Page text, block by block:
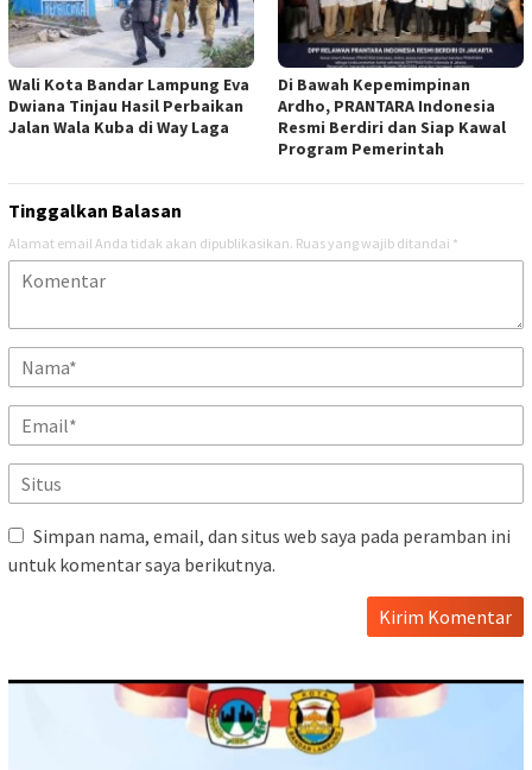
Wali Kota Bandar Lampung Eva
Dwiana Tinjau Hasil Perbaikan
Jalan Wala Kuba di Way Laga
Di Bawah Kepemimpinan
Ardho, PRANTARA Indonesia
Resmi Berdiri dan Siap Kawal
Program Pemerintah
Tinggalkan Balasan
Alamat email Anda tidak akan dipublikasikan. Ruas yang wajib ditandai *
Simpan nama, email, dan situs web saya pada peramban ini
untuk komentar saya berikutnya.